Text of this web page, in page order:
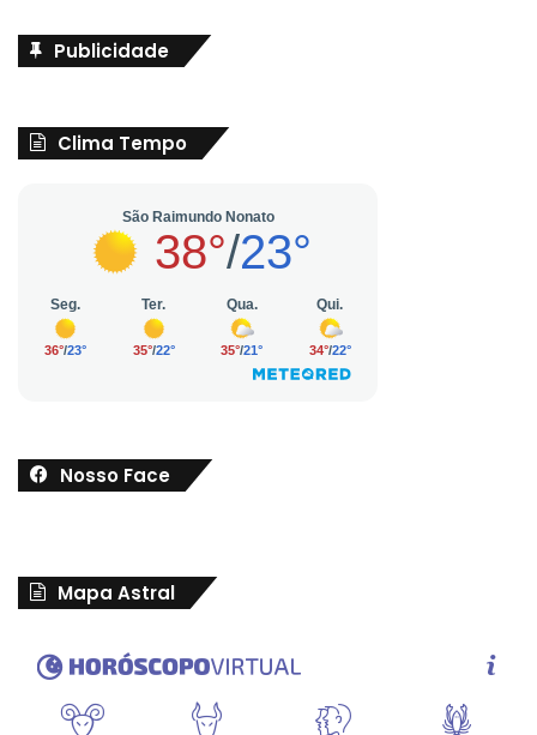
Publicidade
Clima Tempo
Nosso Face
Mapa Astral